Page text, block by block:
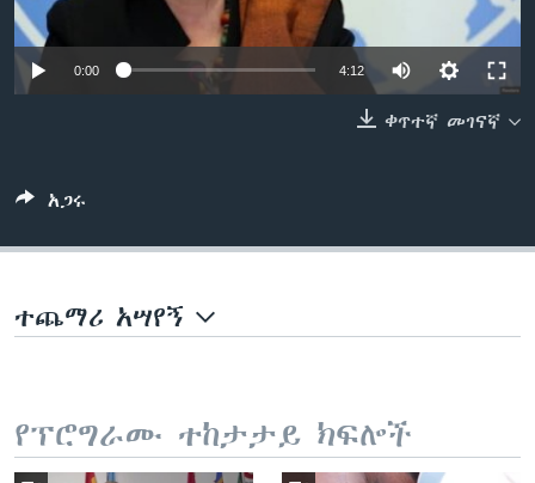
0:00 4:12
ቀጥተኛ መገናኛ
አጋሩ
ተጨማሪ አሣየኝ
የፕሮግራሙ ተከታታይ ክፍሎች